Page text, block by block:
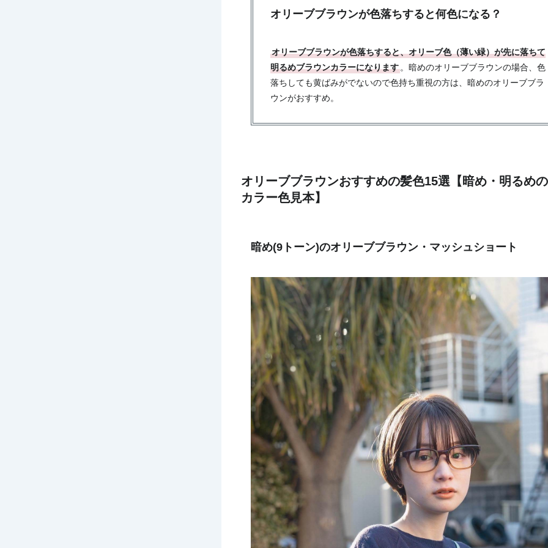
オリーブブラウンが色落ちすると何色になる？
オリーブブラウンが色落ちすると、オリーブ色（薄い緑）が先に落ちて
明るめブラウンカラーになります 。暗めのオリーブブラウンの場合、色
落ちしても黄ばみがでないので色持ち重視の方は、暗めのオリーブブラ
ウンがおすすめ。
オリーブブラウンおすすめの髪色15選【暗め・明るめ
カラー色見本】
暗め(9トーン)のオリーブブラウン・マッシュショート